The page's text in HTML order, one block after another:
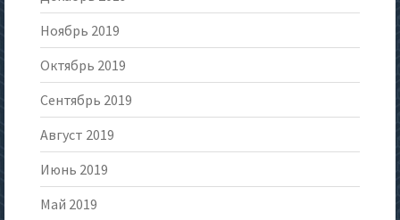
Ноябрь 2019
Октябрь 2019
Сентябрь 2019
Август 2019
Июнь 2019
Май 2019